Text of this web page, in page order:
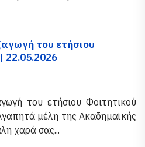
του ετήσιου
22.05.2026
του ετήσιου Φοιτητικού
μέλη της Ακαδημαϊκής
χαρά σας...